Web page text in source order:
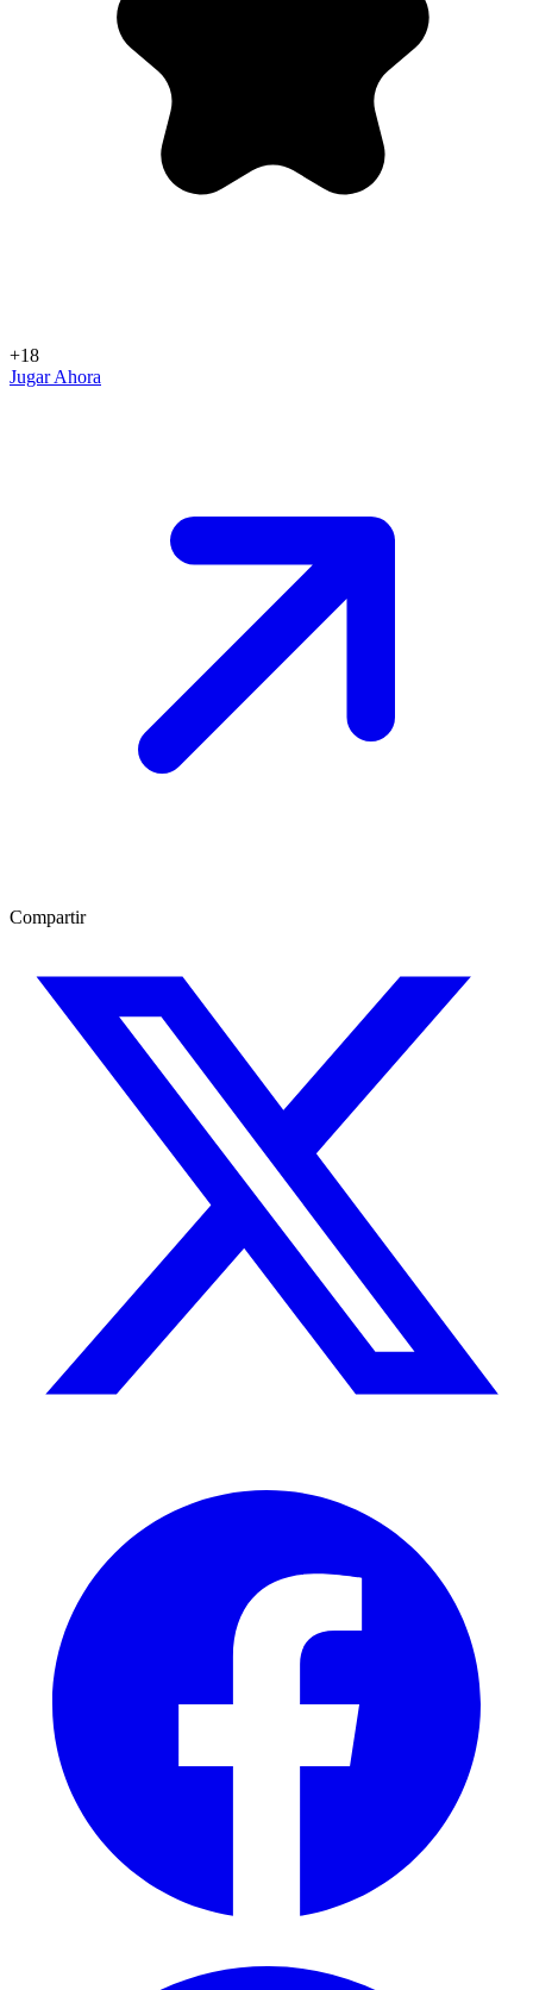
+18
Jugar Ahora
Compartir